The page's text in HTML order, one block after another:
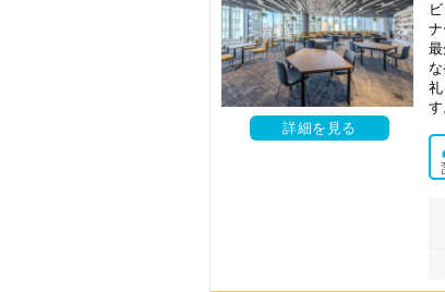
詳細を見る
す